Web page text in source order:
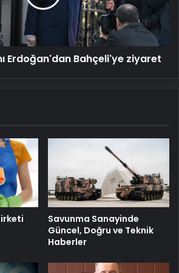
Erdoğan'dan Bahçeli'ye ziyaret
Savunma Sanayinde
Güncel, Doğru ve Teknik
Haberler